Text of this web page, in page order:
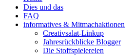
Dies und das
FAQ
informatives & Mitmachaktionen
Creativsalat-Linkup
Jahresrückblicke Blogger
Die Stoffspielereien